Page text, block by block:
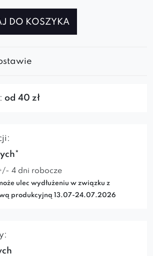
DO KOSZYKA
od 40 zł
4 dni robocze
ulec wydłużeniu w związku z
produkcyjną 13.07-24.07.2026